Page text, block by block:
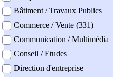
Bâtiment / Travaux Publics
Commerce / Vente (331)
Communication / Multimédia
Conseil / Etudes
Direction d'entreprise